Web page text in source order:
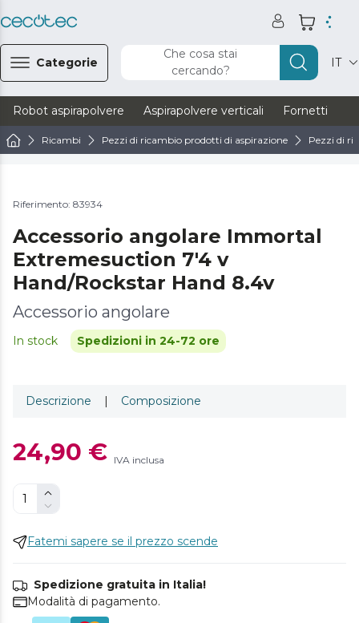
Categorie
Che cosa stai
cercando?
IT
Robot aspirapolvere Aspirapolvere verticali Fornetti
Ricambi Pezzi di ricambio prodotti di aspirazione Pezzi di
Riferimento: 83934
Accessorio angolare Immortal
Extremesuction 7'4 v
Hand/Rockstar Hand 8.4v
Accessorio angolare
In stock Spedizioni in 24-72 ore
Descrizione | Composizione
24,90 € IVA inclusa
Fatemi sapere se il prezzo scende
Spedizione gratuita in Italia!
Modalità di pagamento.